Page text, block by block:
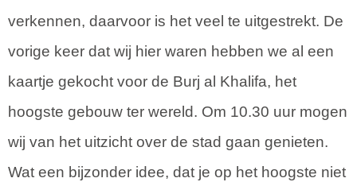
verkennen, daarvoor is het veel te uitgestrekt. De
vorige keer dat wij hier waren hebben we al een
kaartje gekocht voor de Burj al Khalifa, het
hoogste gebouw ter wereld. Om 10.30 uur mogen
wij van het uitzicht over de stad gaan genieten.
Wat een bijzonder idee, dat je op het hoogste niet